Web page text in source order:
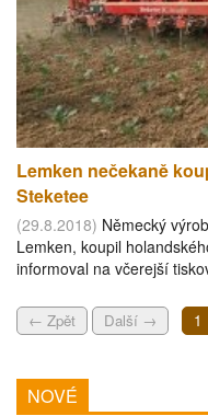
Lemken nečekaně
Steketee
(29.8.2018) Německý
Lemken, koupil
informoval na včerejší
← Zpět Další → 1
NOVÉ